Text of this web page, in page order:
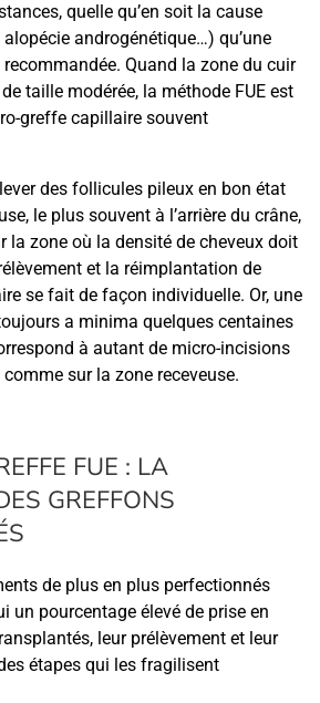
quelle qu’en soit la cause
androgénétique…) qu’une
Quand la zone du cuir
taille modérée, la méthode FUE est
greffe capillaire souvent
des follicules pileux en bon état
le plus souvent à l’arrière du crâne,
la zone où la densité de cheveux doit
et la réimplantation de
se fait de façon individuelle. Or, une
a minima quelques centaines
à autant de micro-incisions
sur la zone receveuse.
FUE : LA
GREFFONS
de plus en plus perfectionnés
un pourcentage élevé de prise en
leur prélèvement et leur
étapes qui les fragilisent